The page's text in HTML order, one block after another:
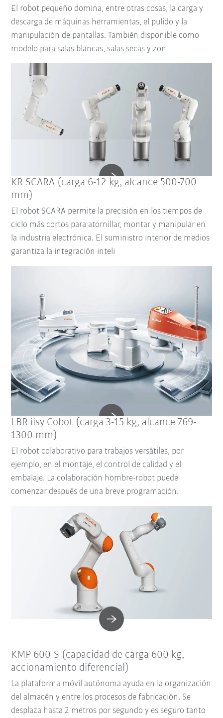
El robot pequeño domina, entre otras cosas, la carga y
descarga de máquinas herramientas, el pulido y la
manipulación de pantallas. También disponible como
modelo para salas blancas, salas secas y zon
KR SCARA (carga 6-12 kg, alcance 500-700
mm)
El robot SCARA permite la precisión en los tiempos de
ciclo más cortos para atornillar, montar y manipular en
la industria electrónica. El suministro interior de medios
garantiza la integración inteli
LBR iisy Cobot (carga 3-15 kg, alcance 769-
1300 mm)
El robot colaborativo para trabajos versátiles, por
ejemplo, en el montaje, el control de calidad y el
embalaje. La colaboración hombre-robot puede
comenzar después de una breve programación.
KMP 600-S (capacidad de carga 600 kg,
accionamiento diferencial)
La plataforma móvil autónoma ayuda en la organización
del almacén y entre los procesos de fabricación. Se
desplaza hasta 2 metros por segundo y es seguro tanto